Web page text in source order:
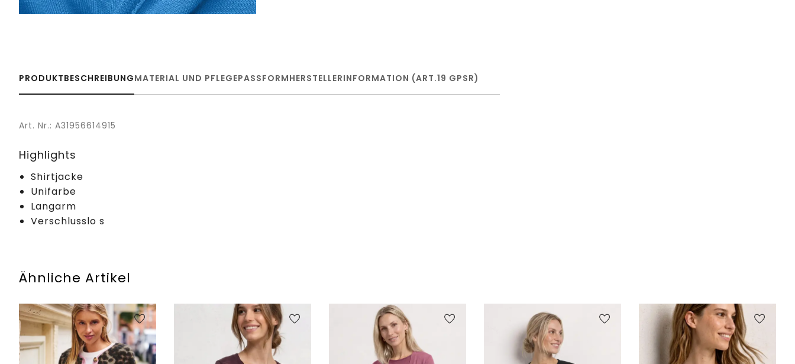
PRODUKTBESCHREIBUNGMATERIAL UND PFLEGEPASSFORMHERSTELLERINFORMATION (ART.19 GPSR)
Art. Nr.: A31956614915
Highlights
Shirtjacke
Unifarbe
Langarm
Verschlusslo s
Ähnliche Artikel